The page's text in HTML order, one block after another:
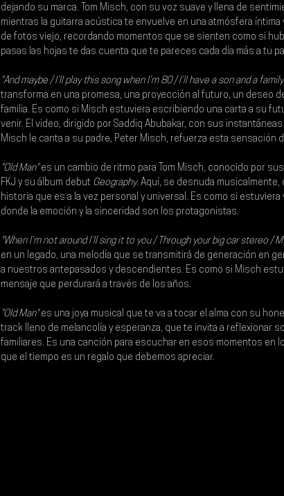
dejando su marca. Tom Misch, con su voz suave y llena de
mientras la guitarra acústica te envuelve en una atmósfera
de fotos viejo, recordando momentos que se sienten como si
pasas las hojas te das cuenta que te pareces cada día más a tu
"And maybe / I’ll play this song when I’m 80 / I’ll have a son and a
transforma en una promesa, una proyección al futuro, un deseo
familia. Es como si Misch estuviera escribiendo una carta a su
venir. El video, dirigido por Saddiq Abubakar, con sus
Misch le canta a su padre, Peter Misch, refuerza esta sensación
"Old Man" es un cambio de ritmo para Tom Misch, conocido por
FKJ y su álbum debut Geography. Aquí, se desnuda
historia que es a la vez personal y universal. Es como si
donde la emoción y la sinceridad son los protagonistas.
"When I’m not around I’ll sing it to you / Through your big car stereo /
en un legado, una melodía que se transmitirá de generación en
a nuestros antepasados y descendientes. Es como si Misch
mensaje que perdurará a través de los años.
"Old Man" es una joya musical que te va a tocar el alma con su
track lleno de melancolía y esperanza, que te invita a reflexionar
familiares. Es una canción para escuchar en esos momentos
que el tiempo es un regalo que debemos apreciar.